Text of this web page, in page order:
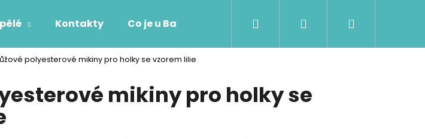
Kontakty Co je u Baji nového Přihlášení
polyesterové mikiny pro holky se vzorem lilie
mikiny pro holky se
najít?